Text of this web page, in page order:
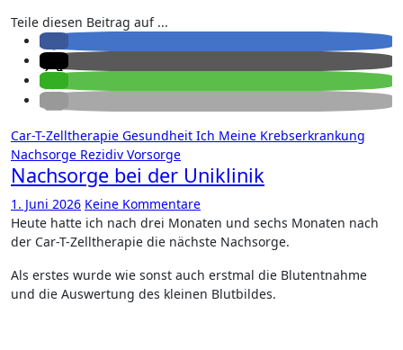
Teile diesen Beitrag auf ...
Car-T-Zelltherapie Gesundheit Ich Meine Krebserkrankung
Nachsorge Rezidiv Vorsorge
Nachsorge bei der Uniklinik
1. Juni 2026 Keine Kommentare
Heute hatte ich nach drei Monaten und sechs Monaten nach
der Car-T-Zelltherapie die nächste Nachsorge.
Als erstes wurde wie sonst auch erstmal die Blutentnahme
und die Auswertung des kleinen Blutbildes.